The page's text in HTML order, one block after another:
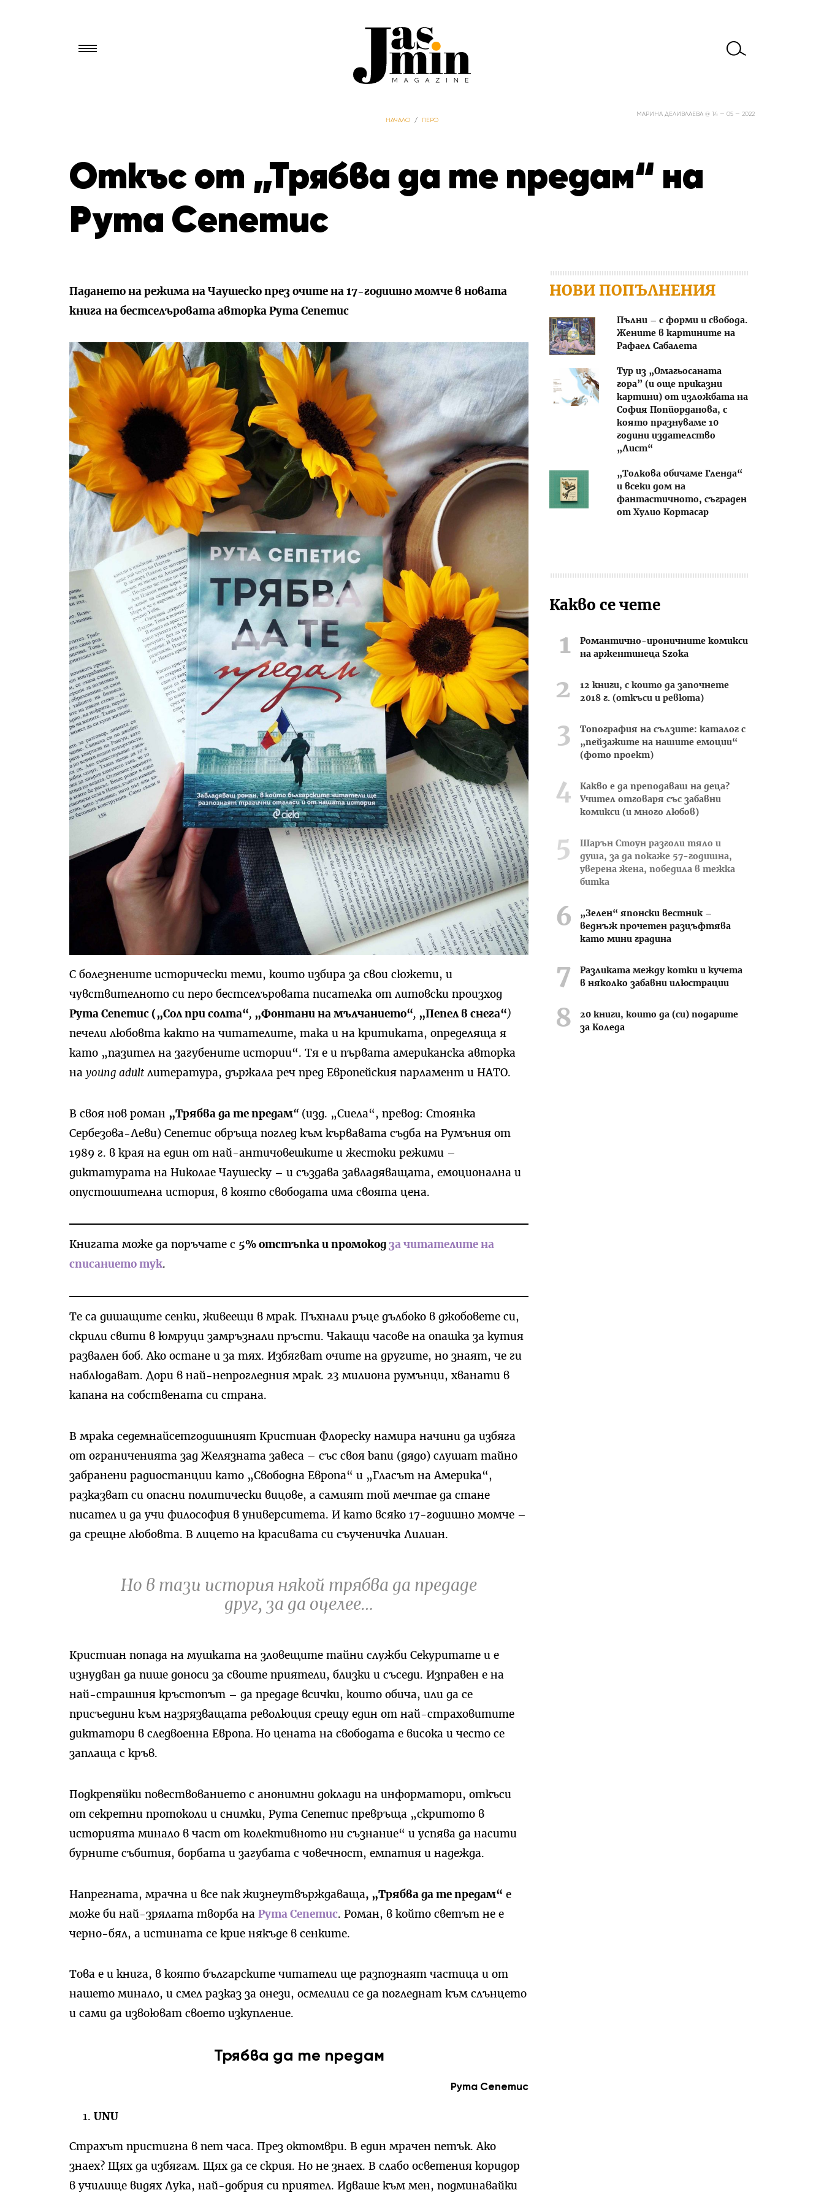
НАЧАЛО / ПЕРО
Откъс от „Трябва да те предам“ на
Рута Сепетис
МАРИНА ДЕЛИВЛАЕВА @ 14 — 05 — 2022
Падането на режима на Чаушеско през очите на 17-годишно момче в новата
книга на бестселъровата авторка Рута Сепетис
С болезнените исторически теми, които избира за свои сюжети, и
чувствителното си перо бестселъровата писателка от литовски произход
Рута Сепетис („Сол при солта“, „Фонтани на мълчанието“, „Пепел в снега“)
печели любовта както на читателите, така и на критиката, определяща я
като „пазител на загубените истории“. Тя е и първата американска авторка
на young adult литература, държала реч пред Европейския парламент и НАТО.
В своя нов роман „Трябва да те предам“ (изд. „Сиела“, превод: Стоянка
Сербезова-Леви) Сепетис обръща поглед към кървавата съдба на Румъния от
1989 г. в края на един от най-античовешките и жестоки режими –
диктатурата на Николае Чаушеску – и създава завладяващата, емоционална и
опустошителна история, в която свободата има своята цена.
Книгата може да поръчате с 5% отстъпка и промокод за читателите на
списанието тук.
Те са дишащите сенки, живеещи в мрак. Пъхнали ръце дълбоко в джобовете си,
скрили свити в юмруци замръзнали пръсти. Чакащи часове на опашка за кутия
развален боб. Ако остане и за тях. Избягват очите на другите, но знаят, че ги
наблюдават. Дори в най-непрогледния мрак. 23 милиона румънци, хванати в
капана на собствената си страна.
В мрака седемнайсетгодишният Кристиан Флореску намира начини да избяга
от ограниченията зад Желязната завеса – със своя banu (дядо) слушат тайно
забранени радиостанции като „Свободна Европа“ и „Гласът на Америка“,
разказват си опасни политически вицове, а самият той мечтае да стане
писател и да учи философия в университета. И като всяко 17-годишно момче –
да срещне любовта. В лицето на красивата си съученичка Лилиан.
Но в тази история някой трябва да предаде
друг, за да оцелее…
Кристиан попада на мушката на зловещите тайни служби Секуритате и е
изнудван да пише доноси за своите приятели, близки и съседи. Изправен е на
най-страшния кръстопът – да предаде всички, които обича, или да се
присъедини към назрязващата революция срещу един от най-страховитите
диктатори в следвоенна Европа. Но цената на свободата е висока и често се
заплаща с кръв.
Подкрепяйки повествованието с анонимни доклади на информатори, откъси
от секретни протоколи и снимки, Рута Сепетис превръща „скритото в
историята минало в част от колективното ни съзнание“ и успява да насити
бурните събития, борбата и загубата с човечност, емпатия и надежда.
Напрегната, мрачна и все пак жизнеутвърждаваща, „Трябва да те предам“ е
може би най-зрялата творба на Рута Сепетис. Роман, в който светът не е
черно-бял, а истината се крие някъде в сенките.
Това е и книга, в която българските читатели ще разпознаят частица и от
нашето минало, и смел разказ за онези, осмелили се да погледнат към слънцето
и сами да извоюват своето изкупление.
Трябва да те предам
Рута Сепетис
UNU
Страхът пристигна в пет часа. През октомври. В един мрачен петък. Ако
знаех? Щях да избягам. Щях да се скрия. Но не знаех. В слабо осветения коридор
в училище видях Лука, най-добрия си приятел. Идваше към мен, подминавайки
НОВИ ПОПЪЛНЕНИЯ
Пълни – с форми и свобода.
Жените в картините на
Рафаел Сабалета
Тур из „Омагьосаната
гора” (и още приказни
картини) от изложбата на
София Попйорданова, с
която празнуваме 10
години издателство
„Лист“
„Толкова обичаме Гленда“
и всеки дом на
фантастичното, съграден
от Хулио Кортасар
Какво се чете
Романтично-ироничните комикси
на аржентинеца Szoka
12 книги, с които да започнете
2018 г. (откъси и ревюта)
Топография на сълзите: каталог с
„пейзажите на нашите емоции“
(фото проект)
Какво е да преподаваш на деца?
Учител отговаря със забавни
комикси (и много любов)
Шарън Стоун разголи тяло и
душа, за да покаже 57-годишна,
уверена жена, победила в тежка
битка
„Зелен“ японски вестник –
веднъж прочетен разцъфтява
като мини градина
Разликата между котки и кучета
в няколко забавни илюстрации
20 книги, които да (си) подарите
за Коледа